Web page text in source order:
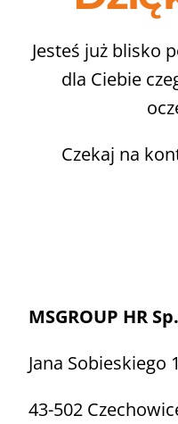
Jesteś już blisko
dla Ciebie
Czekaj na
MSGROUP HR
Jana Sobieskiego
43-502